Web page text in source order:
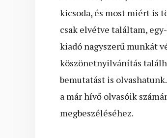
kicsoda, és most miért is
csak elvétve találtam,
kiadó nagyszerű munkát
köszönetnyilvánítás
bemutatást is
a már hívő olvasóik
megbeszéléséhez.